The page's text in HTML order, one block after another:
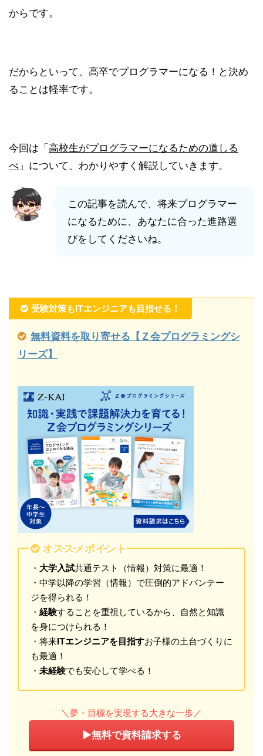
からです。
だからといって、高卒でプログラマーになる！と決め
ることは軽率です。
今回は「 高校生がプログラマーになるための道しる
べ 」について、わかりやすく解説していきます。
この記事を読んで、将来プログラマー
になるために、あなたに合った進路選
びをしてくださいね。
受験対策もITエンジニアも目指せる！
無料資料を取り寄せる【Ｚ会プログラミングシ
リーズ】
オススメポイント
・ 大学入試共通テスト（情報）対策に最適！
・中学以降の学習（情報）で圧倒的アドバンテー
ジを得られる！
・ 経験することを重視しているから、自然と知識
を身につけられる！
・将来ITエンジニアを目指すお子様の土台づくりに
も最適！
・ 未経験でも安心して学べる！
＼夢・目標を実現する大きな一歩／
▶︎無料で資料請求する